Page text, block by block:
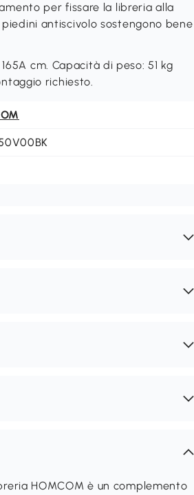
per fissare la libreria alla
antiscivolo sostengono bene
cm. Capacità di peso: 51 kg
richiesto.
HOMCOM è un complemento